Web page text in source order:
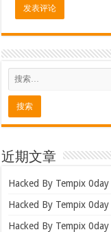
近期文章
Hacked By Tempix 0day
Hacked By Tempix 0day
Hacked By Tempix 0day